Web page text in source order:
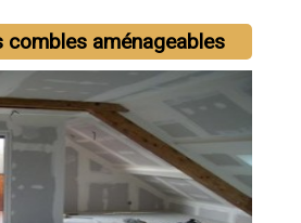
combles aménageables